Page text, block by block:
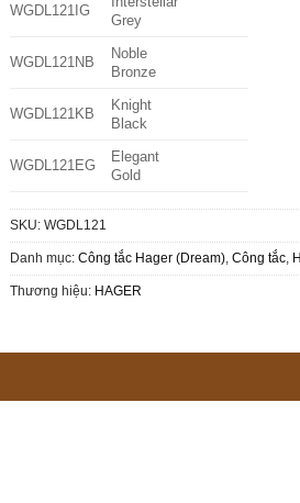
WGDL121IG
Grey
WGDL121NB
Noble
Bronze
WGDL121KB
Knight
Black
WGDL121EG
Elegant
Gold
SKU:WGDL121
Danh mục:Công tắc Hager (Dream) ,Công tắc
Thương hiệu: HAGER